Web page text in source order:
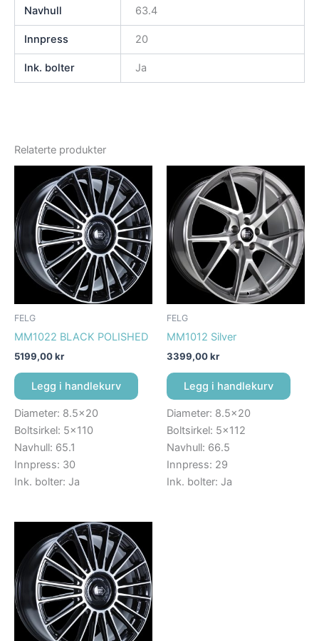
Navhull 63.4
Innpress 20
Ink. bolter Ja
Relaterte produkter
FELG
MM1022 BLACK POLISHED
5199,00kr
Legg i handlekurv
Diameter: 8.5×20
Boltsirkel: 5×110
Navhull: 65.1
Innpress: 30
Ink. bolter: Ja
FELG
MM1012 Silver
3399,00kr
Legg i handlekurv
Diameter: 8.5×20
Boltsirkel: 5×112
Navhull: 66.5
Innpress: 29
Ink. bolter: Ja